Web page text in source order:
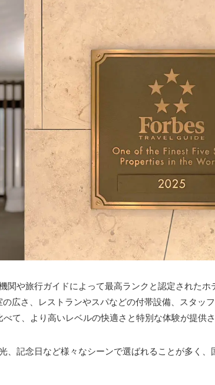
関や旅行ガイドによって最高ランクと認定されたホ
広さ、レストランやスパなどの付帯設備、スタッ
て、より高いレベルの快適さと特別な体験が提供
、記念日など様々なシーンで選ばれることが多く